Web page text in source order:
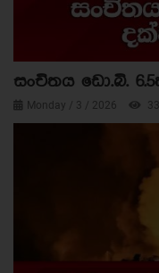
සංචිතය ඩො.බි.
Monday / 3 / 2026